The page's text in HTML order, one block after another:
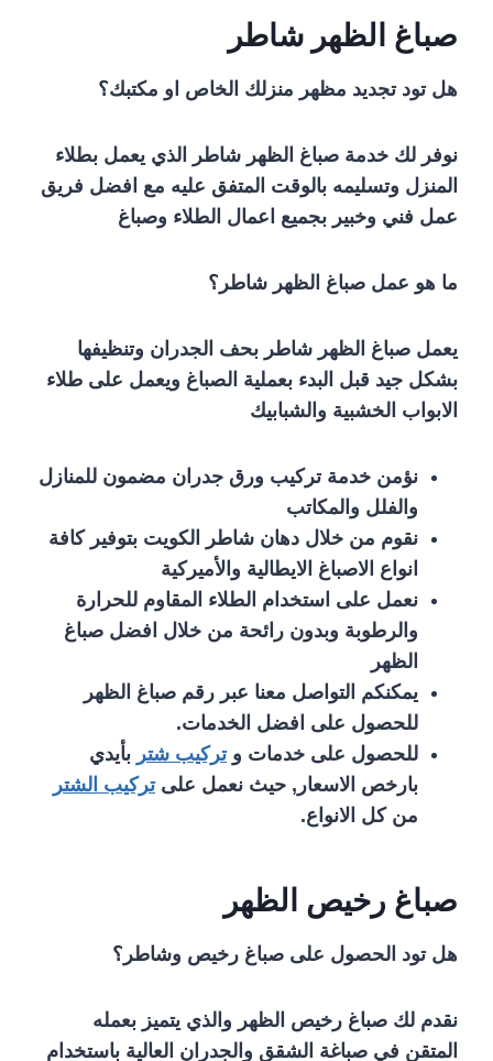
صباغ الظهر شاطر
هل تود تجديد مظهر منزلك الخاص او مكتبك؟
نوفر لك خدمة صباغ الظهر شاطر الذي يعمل بطلاء
المنزل وتسليمه بالوقت المتفق عليه مع افضل فريق
عمل فني وخبير بجميع اعمال الطلاء وصباغ
ما هو عمل صباغ الظهر شاطر؟
يعمل صباغ الظهر شاطر بحف الجدران وتنظيفها
بشكل جيد قبل البدء بعملية الصباغ ويعمل على طلاء
الابواب الخشبية والشبابيك
نؤمن خدمة تركيب ورق جدران مضمون للمنازل
والفلل والمكاتب
نقوم من خلال دهان شاطر الكويت بتوفير كافة
انواع الاصباغ الايطالية والأميركية
نعمل على استخدام الطلاء المقاوم للحرارة
والرطوبة وبدون رائحة من خلال افضل صباغ
الظهر
يمكنكم التواصل معنا عبر رقم صباغ الظهر
للحصول على افضل الخدمات.
للحصول على خدمات وتركيب شتر بأيدي
بارخص الاسعار, حيث نعمل علىتركيب الشتر
من كل الانواع.
صباغ رخيص الظهر
هل تود الحصول على صباغ رخيص وشاطر؟
نقدم لك صباغ رخيص الظهر والذي يتميز بعمله
المتقن في صباغة الشقق والجدران العالية باستخدام